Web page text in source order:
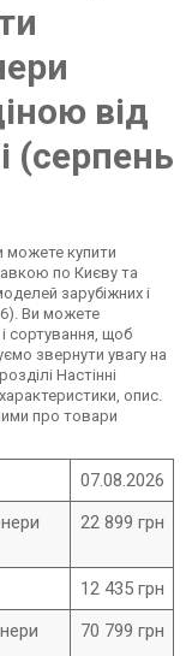
від
(серпень
можете купити
по Києву та
зарубіжних і
Ви можете
сортування, щоб
звернути увагу на
Настінні
опис.
про товари
07.08.2026
22 899 грн
12 435 грн
70 799 грн